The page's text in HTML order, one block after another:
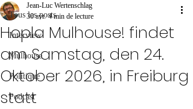
Tous les posts
Interview
Mulhouse
Politique
Podcast
Hopla Mulhouse! findet
am Samstag, den 24.
Oktober 2026, in Freiburg
statt
Jean-Luc Wertenschlag
30 avr. 4 min de lecture